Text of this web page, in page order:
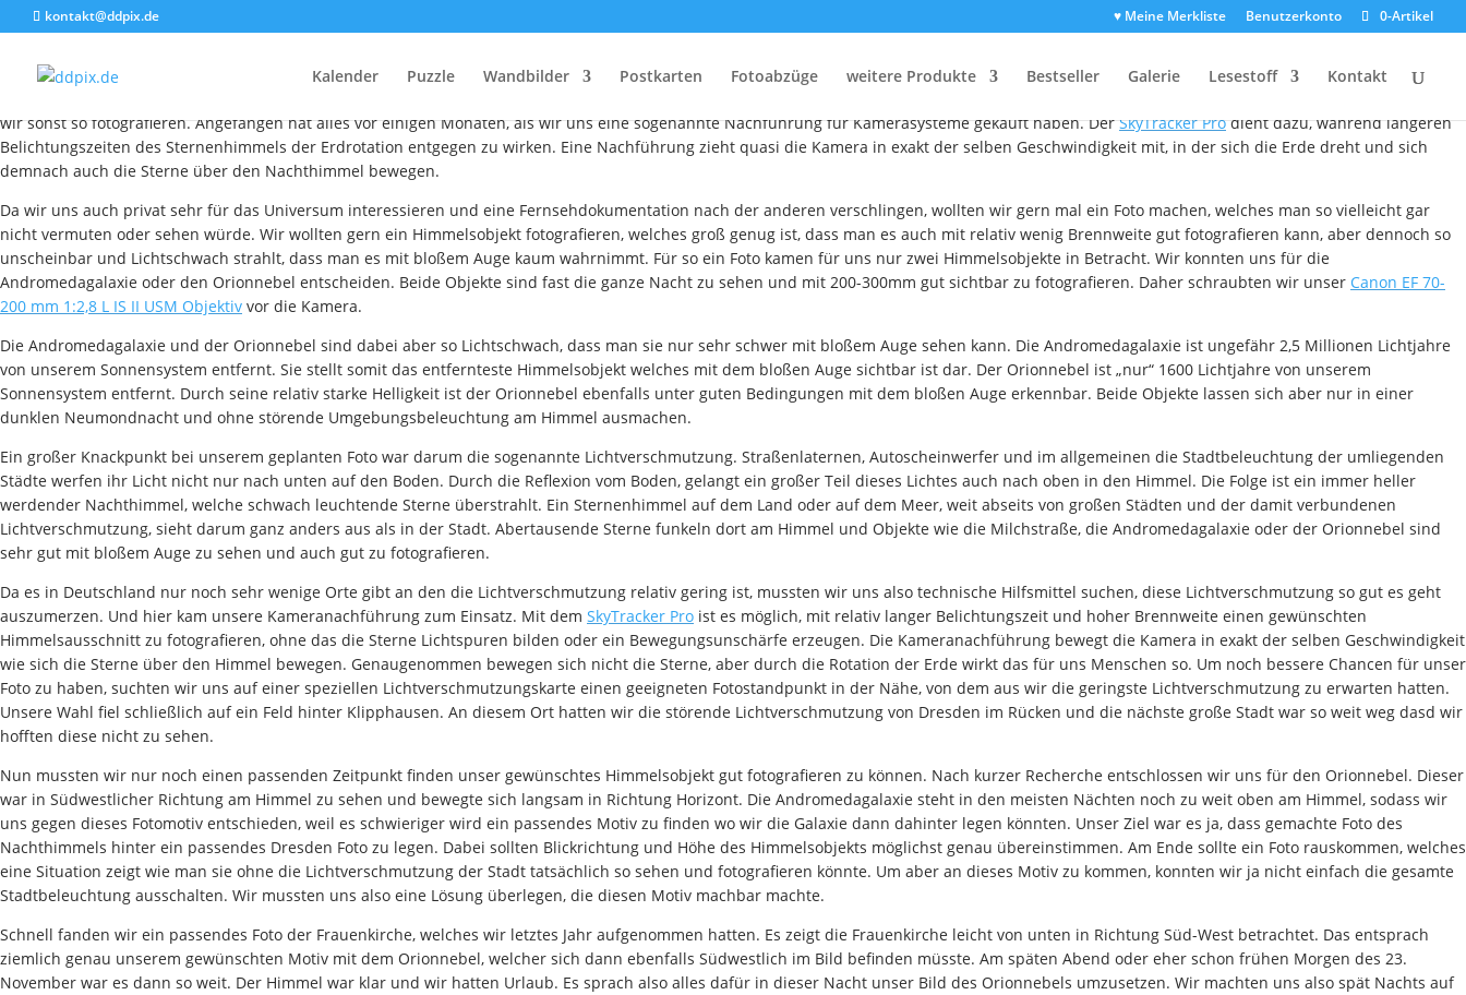
kontakt@ddpix.de ♥ Meine Merkliste Benutzerkonto 0-Artikel
Kalender Puzzle Wandbilder Postkarten Fotoabzüge weitere Produkte Bestseller Galerie Lesestoff Kontakt
Orionnebel über Dresden
wir sonst so fotografieren. Angefangen hat alles vor einigen Monaten, als wir uns eine sogenannte Nachführung für Kamerasysteme gekauft haben. DerSkyTracker Prodient dazu, während längeren
Belichtungszeiten des Sternenhimmels der Erdrotation entgegen zu wirken. Eine Nachführung zieht quasi die Kamera in exakt der selben Geschwindigkeit mit, in der sich die Erde dreht und sich
demnach auch die Sterne über den Nachthimmel bewegen.
Da wir uns auch privat sehr für das Universum interessieren und eine Fernsehdokumentation nach der anderen verschlingen, wollten wir gern mal ein Foto machen, welches man so vielleicht gar
nicht vermuten oder sehen würde. Wir wollten gern ein Himmelsobjekt fotografieren, welches groß genug ist, dass man es auch mit relativ wenig Brennweite gut fotografieren kann, aber dennoch so
unscheinbar und Lichtschwach strahlt, dass man es mit bloßem Auge kaum wahrnimmt. Für so ein Foto kamen für uns nur zwei Himmelsobjekte in Betracht. Wir konnten uns für die
Andromedagalaxie oder den Orionnebel entscheiden. Beide Objekte sind fast die ganze Nacht zu sehen und mit 200-300mm gut sichtbar zu fotografieren. Daher schraubten wir unser Canon EF 70-
200 mm 1:2,8 L IS II USM Objektiv vor die Kamera.
Die Andromedagalaxie und der Orionnebel sind dabei aber so Lichtschwach, dass man sie nur sehr schwer mit bloßem Auge sehen kann. Die Andromedagalaxie ist ungefähr 2,5 Millionen Lichtjahre
von unserem Sonnensystem entfernt. Sie stellt somit das entfernteste Himmelsobjekt welches mit dem bloßen Auge sichtbar ist dar. Der Orionnebel ist „nur“ 1600 Lichtjahre von unserem
Sonnensystem entfernt. Durch seine relativ starke Helligkeit ist der Orionnebel ebenfalls unter guten Bedingungen mit dem bloßen Auge erkennbar. Beide Objekte lassen sich aber nur in einer
dunklen Neumondnacht und ohne störende Umgebungsbeleuchtung am Himmel ausmachen.
Ein großer Knackpunkt bei unserem geplanten Foto war darum die sogenannte Lichtverschmutzung. Straßenlaternen, Autoscheinwerfer und im allgemeinen die Stadtbeleuchtung der umliegenden
Städte werfen ihr Licht nicht nur nach unten auf den Boden. Durch die Reflexion vom Boden, gelangt ein großer Teil dieses Lichtes auch nach oben in den Himmel. Die Folge ist ein immer heller
werdender Nachthimmel, welche schwach leuchtende Sterne überstrahlt. Ein Sternenhimmel auf dem Land oder auf dem Meer, weit abseits von großen Städten und der damit verbundenen
Lichtverschmutzung, sieht darum ganz anders aus als in der Stadt. Abertausende Sterne funkeln dort am Himmel und Objekte wie die Milchstraße, die Andromedagalaxie oder der Orionnebel sind
sehr gut mit bloßem Auge zu sehen und auch gut zu fotografieren.
Da es in Deutschland nur noch sehr wenige Orte gibt an den die Lichtverschmutzung relativ gering ist, mussten wir uns also technische Hilfsmittel suchen, diese Lichtverschmutzung so gut es geht
auszumerzen. Und hier kam unsere Kameranachführung zum Einsatz. Mit dem SkyTracker Pro ist es möglich, mit relativ langer Belichtungszeit und hoher Brennweite einen gewünschten
Himmelsausschnitt zu fotografieren, ohne das die Sterne Lichtspuren bilden oder ein Bewegungsunschärfe erzeugen. Die Kameranachführung bewegt die Kamera in exakt der selben Geschwindigkeit
wie sich die Sterne über den Himmel bewegen. Genaugenommen bewegen sich nicht die Sterne, aber durch die Rotation der Erde wirkt das für uns Menschen so. Um noch bessere Chancen für unser
Foto zu haben, suchten wir uns auf einer speziellen Lichtverschmutzungskarte einen geeigneten Fotostandpunkt in der Nähe, von dem aus wir die geringste Lichtverschmutzung zu erwarten hatten.
Unsere Wahl fiel schließlich auf ein Feld hinter Klipphausen. An diesem Ort hatten wir die störende Lichtverschmutzung von Dresden im Rücken und die nächste große Stadt war so weit weg dasd wir
hofften diese nicht zu sehen.
Nun mussten wir nur noch einen passenden Zeitpunkt finden unser gewünschtes Himmelsobjekt gut fotografieren zu können. Nach kurzer Recherche entschlossen wir uns für den Orionnebel. Dieser
war in Südwestlicher Richtung am Himmel zu sehen und bewegte sich langsam in Richtung Horizont. Die Andromedagalaxie steht in den meisten Nächten noch zu weit oben am Himmel, sodass wir
uns gegen dieses Fotomotiv entschieden, weil es schwieriger wird ein passendes Motiv zu finden wo wir die Galaxie dann dahinter legen könnten. Unser Ziel war es ja, dass gemachte Foto des
Nachthimmels hinter ein passendes Dresden Foto zu legen. Dabei sollten Blickrichtung und Höhe des Himmelsobjekts möglichst genau übereinstimmen. Am Ende sollte ein Foto rauskommen, welches
eine Situation zeigt wie man sie ohne die Lichtverschmutzung der Stadt tatsächlich so sehen und fotografieren könnte. Um aber an dieses Motiv zu kommen, konnten wir ja nicht einfach die gesamte
Stadtbeleuchtung ausschalten. Wir mussten uns also eine Lösung überlegen, die diesen Motiv machbar machte.
Schnell fanden wir ein passendes Foto der Frauenkirche, welches wir letztes Jahr aufgenommen hatten. Es zeigt die Frauenkirche leicht von unten in Richtung Süd-West betrachtet. Das entsprach
ziemlich genau unserem gewünschten Motiv mit dem Orionnebel, welcher sich dann ebenfalls Südwestlich im Bild befinden müsste. Am späten Abend oder eher schon frühen Morgen des 23.
November war es dann so weit. Der Himmel war klar und wir hatten Urlaub. Es sprach also alles dafür in dieser Nacht unser Bild des Orionnebels umzusetzen. Wir machten uns also spät Nachts auf